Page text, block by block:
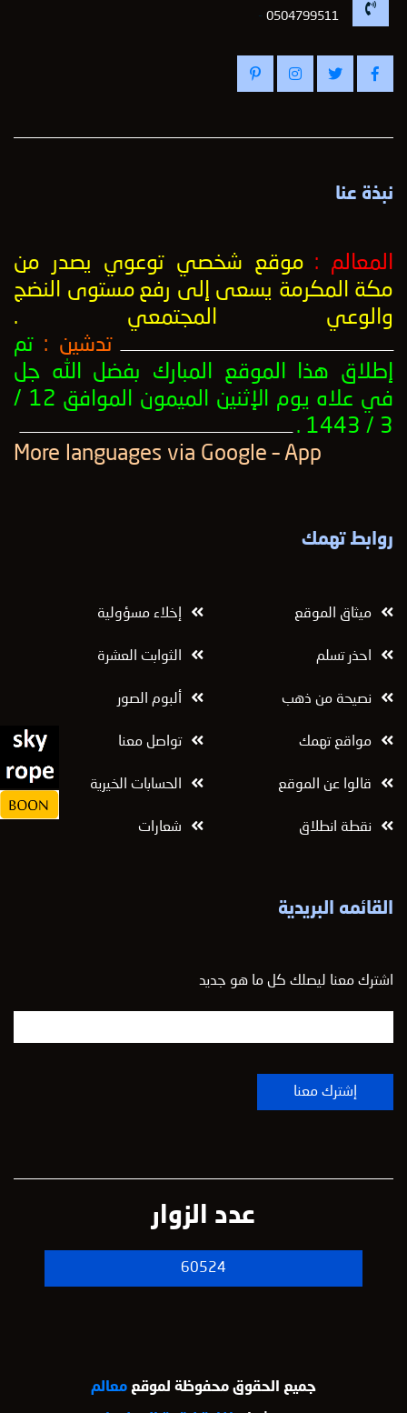
0504799511
-
نبذة عنا
المعالم : موقع شخصي توعوي يصدر من
مكة المكرمة يسعى إلى رفع مستوى النضج
والوعي المجتمعي .
ــــــــــــــــــــــــــــــــــــــــــــــــــــــــــــــــــــــــــــــــــــــــــــــــــــ تدشين : تم
إطلاق هذا الموقع المبارك بفضل الله جل
في علاه يوم الإثنين الميمون الموافق 12 /
3 / 1443 .
ــــــــــــــــــــــــــــــــــــــــــــــــــــــــــــــــــــــــــــــــــــــــــــــــــــ
روابط تهمك
ميثاق الموقع إخلاء مسؤولية
احذر تسلم الثوابت العشرة
نصيحة من ذهب ألبوم الصور
مواقع تهمك تواصل معنا
قالوا عن الموقع الحسابات الخيرية
نقطة انطلاق شعارات
القائمه البريدية
اشترك معنا ليصلك كل ما هو جديد
عدد الزوار
60524
جميع الحقوق محفوظة لموقع معالم